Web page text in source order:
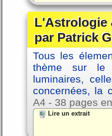
L'Astrologie
par Patrick
Tous les
thème sur le
luminaires,
concernées, la
A4 - 38 pages
Lire un extrait